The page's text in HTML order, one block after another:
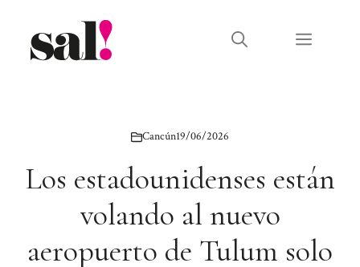
contenido
Menú
Cancún19/06/2026
Los estadounidenses están
volando al nuevo
aeropuerto de Tulum solo